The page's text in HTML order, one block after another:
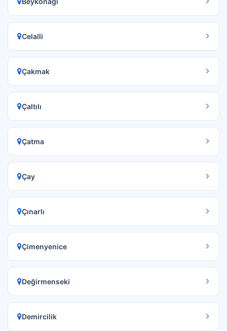
Celalli
Çakmak
Çaltılı
Çatma
Çay
Çınarlı
Çimenyenice
Değirmenseki
Demircilik